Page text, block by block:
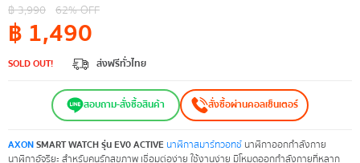
฿3,990 62% OFF
฿ 1,490
SOLD OUT! ส่งฟรีทั่วไทย
สอบถาม-สั่งซื้อสินค้า สั่งซื้อผ่านคอลเซ็นเตอร์
AXONSMART WATCH รุ่น EV0 ACTIVE นาฬิกาสมาร์ทวอทช์ นาฬิกาออกกำลังกาย
นาฬิกาอัจริยะ สำหรับคนรักสุขภาพ เชื่อมต่อง่าย ใช้งานง่าย มีโหมดออกกำลังกายที่หลาก